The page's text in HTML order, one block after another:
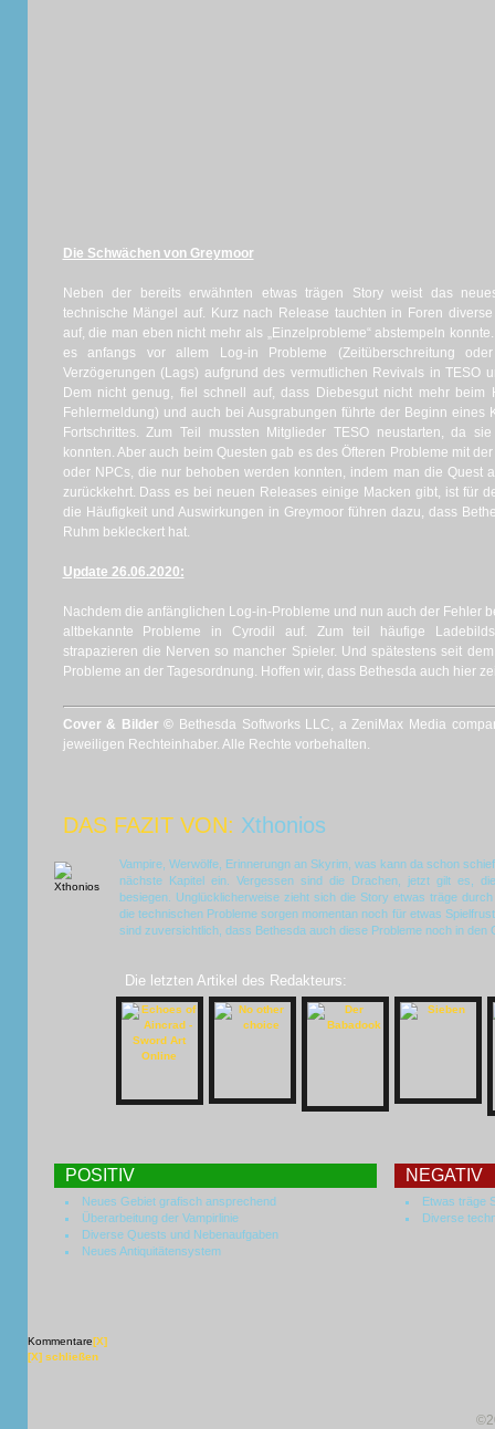
Die Schwächen von Greymoor
Neben der bereits erwähnten etwas trägen Story weist das
technische Mängel auf. Kurz nach Release tauchten in Foren
auf, die man eben nicht mehr als „Einzelprobleme“ abstempeln
es anfangs vor allem Log-in Probleme (Zeitüberschreitung
Verzögerungen (Lags) aufgrund des vermutlichen Revivals in TESO
Dem nicht genug, fiel schnell auf, dass Diebesgut nicht mehr beim
Fehlermeldung) und auch bei Ausgrabungen führte der Beginn eines
Fortschrittes. Zum Teil mussten Mitglieder TESO neustarten, da
konnten. Aber auch beim Questen gab es des Öfteren Probleme mit
oder NPCs, die nur behoben werden konnten, indem man die Quest
zurückkehrt. Dass es bei neuen Releases einige Macken gibt, ist für
die Häufigkeit und Auswirkungen in Greymoor führen dazu, dass
Ruhm bekleckert hat.
Update 26.06.2020:
Nachdem die anfänglichen Log-in-Probleme und nun auch der Fehler
altbekannte Probleme in Cyrodil auf. Zum teil häufige
strapazieren die Nerven so mancher Spieler. Und spätestens seit
Probleme an der Tagesordnung. Hoffen wir, dass Bethesda auch hier
Cover & Bilder © Bethesda Softworks LLC, a ZeniMax Media
jeweiligen Rechteinhaber. Alle Rechte vorbehalten.
DAS FAZIT VON: Xthonios
Vampire, Werwölfe, Erinnerungn an Skyrim, was kann da schon
nächste Kapitel ein. Vergessen sind die Drachen, jetzt gilt es,
besiegen. Unglücklicherweise zieht sich die Story etwas träge
die technischen Probleme sorgen momentan noch für etwas
sind zuversichtlich, dass Bethesda auch diese Probleme noch in den
Die letzten Artikel des Redakteurs:
POSITIV NEGATIV
Neues Gebiet grafisch ansprechend
Überarbeitung der Vampirlinie
Diverse Quests und Nebenaufgaben
Neues Antiquitätensystem
Etwas träge
Diverse
Kommentare[X]
[X] schließen